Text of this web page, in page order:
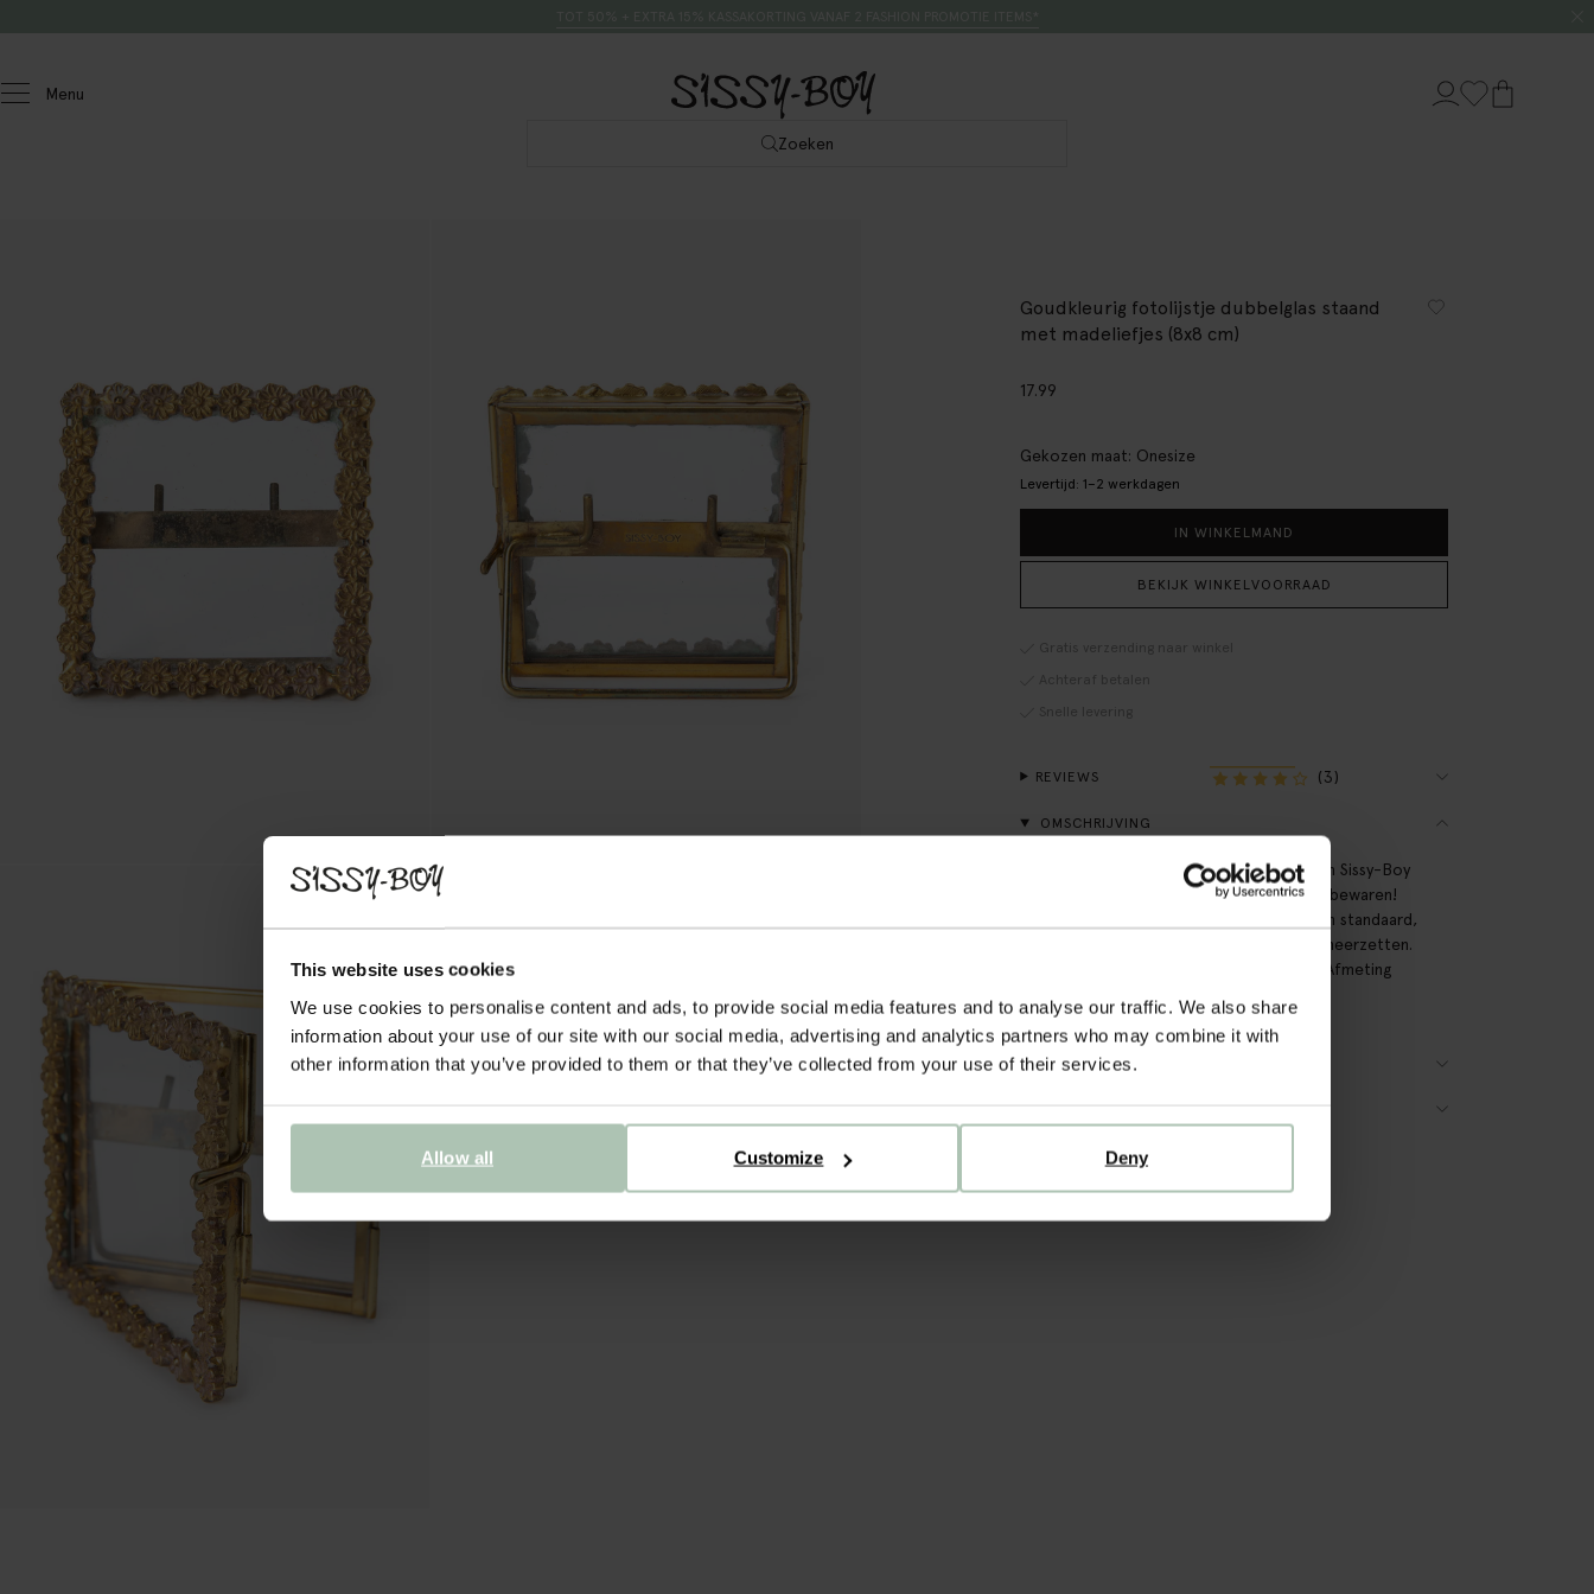
This website uses cookies
We use cookies to personalise content and ads, to provide social media features and to analyse our traffic. We also share
information about your use of our site with our social media, advertising and analytics partners who may combine it with
other information that you’ve provided to them or that they’ve collected from your use of their services.
Deny
Customize
Allow all
Menu
Zoeken
Goudkleurig fotolijstje dubbelglas staand
met madeliefjes (8x8 cm)
17.99
Gekozen maat: Onesize
Levertijd: 1–2 werkdagen
IN WINKELMAND
BEKIJK WINKELVOORRAAD
Gratis verzending naar winkel
Achteraf betalen
Snelle levering
REVIEWS (3)
OMSCHRIJVING
Goudkleurige fotolijst met madeliefjes van Sissy-Boy
om jouw meest dierbare herinnering in te bewaren!
Het dubbele fotolijstje is voorzien van een standaard,
waardoor je het lijstje mooi rechtop kan neerzetten.
Materiaal: 100% brass. Afmeting: 8x8 cm. Afmeting
ALLES OVER DIT PRODUCT
BEZORGEN & RETOUR